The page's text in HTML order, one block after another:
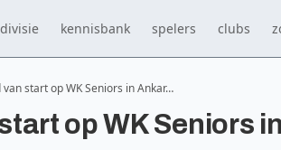
kennisbank spelers clubs
start op WK Seniors in Ankar…
op WK Seniors